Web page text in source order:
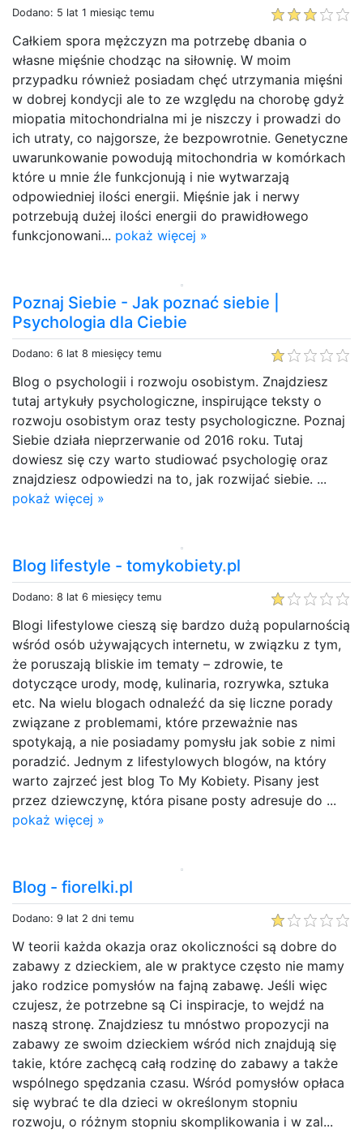
Dodano: 5 lat 1 miesiąc temu
Całkiem spora mężczyzn ma potrzebę dbania o
własne mięśnie chodząc na siłownię. W moim
przypadku również posiadam chęć utrzymania mięśni
w dobrej kondycji ale to ze względu na chorobę gdyż
miopatia mitochondrialna mi je niszczy i prowadzi do
ich utraty, co najgorsze, że bezpowrotnie. Genetyczne
uwarunkowanie powodują mitochondria w komórkach
które u mnie źle funkcjonują i nie wytwarzają
odpowiedniej ilości energii. Mięśnie jak i nerwy
potrzebują dużej ilości energii do prawidłowego
funkcjonowani... pokaż więcej »
Poznaj Siebie - Jak poznać siebie |
Psychologia dla Ciebie
Dodano: 6 lat 8 miesięcy temu
Blog o psychologii i rozwoju osobistym. Znajdziesz
tutaj artykuły psychologiczne, inspirujące teksty o
rozwoju osobistym oraz testy psychologiczne. Poznaj
Siebie działa nieprzerwanie od 2016 roku. Tutaj
dowiesz się czy warto studiować psychologię oraz
znajdziesz odpowiedzi na to, jak rozwijać siebie. ...
pokaż więcej »
Blog lifestyle - tomykobiety.pl
Dodano: 8 lat 6 miesięcy temu
Blogi lifestylowe cieszą się bardzo dużą popularnością
wśród osób używających internetu, w związku z tym,
że poruszają bliskie im tematy – zdrowie, te
dotyczące urody, modę, kulinaria, rozrywka, sztuka
etc. Na wielu blogach odnaleźć da się liczne porady
związane z problemami, które przeważnie nas
spotykają, a nie posiadamy pomysłu jak sobie z nimi
poradzić. Jednym z lifestylowych blogów, na który
warto zajrzeć jest blog To My Kobiety. Pisany jest
przez dziewczynę, która pisane posty adresuje do ...
pokaż więcej »
Blog - fiorelki.pl
Dodano: 9 lat 2 dni temu
W teorii każda okazja oraz okoliczności są dobre do
zabawy z dzieckiem, ale w praktyce często nie mamy
jako rodzice pomysłów na fajną zabawę. Jeśli więc
czujesz, że potrzebne są Ci inspiracje, to wejdź na
naszą stronę. Znajdziesz tu mnóstwo propozycji na
zabawy ze swoim dzieckiem wśród nich znajdują się
takie, które zachęcą całą rodzinę do zabawy a także
wspólnego spędzania czasu. Wśród pomysłów opłaca
się wybrać te dla dzieci w określonym stopniu
rozwoju, o różnym stopniu skomplikowania i w zal...